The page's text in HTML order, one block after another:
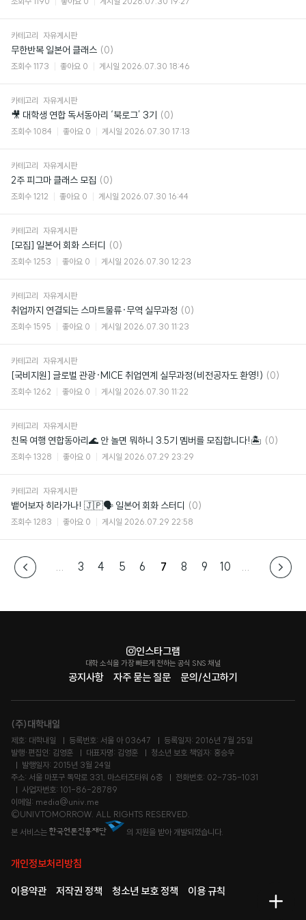
메
카테고리 자유게시판
무한반복 일본어 클래스 댓
글
(0)
조회수 1173 좋아요 0 게시일 2026.07.30 18:46
카테고리 자유게시판
🎥 대학생 연합 독서동아리 ‘북로그’ 3기 댓
글
(0)
조회수 1084 좋아요 0 게시일 2026.07.30 17:13
카테고리 자유게시판
2주 피그마 클래스 모집 댓
글
(0)
조회수 1212 좋아요 0 게시일 2026.07.30 16:44
카테고리 자유게시판
[모집] 일본어 회화 스터디 댓
글
(0)
조회수 1253 좋아요 0 게시일 2026.07.30 12:23
카테고리 자유게시판
취업까지 연결되는 스마트물류·무역 실무과정 댓
글
(0)
조회수 1595 좋아요 0 게시일 2026.07.30 11:23
카테고리 자유게시판
[국비지원] 글로벌 관광·MICE 취업연계 실무과정(비전공자도 환영!) 댓
(0)
조회수 1262 좋아요 0 게시일 2026.07.30 11:22
카테고리 자유게시판
친목 여행 연합동아리🌊 안 놀면 뭐하니 3.5기 멤버를 모집합니다!🏝 댓
(0)
조회수 1328 좋아요 0 게시일 2026.07.29 23:29
카테고리 자유게시판
뱉어보자 히라가나! 🇯🇵🗣️ 일본어 회화 스터디 댓
글
(0)
조회수 1283 좋아요 0 게시일 2026.07.29 22:58
... 3 4 5 6 7 8 9 10 ...
공지사항 자주 묻는 질문 문의/신고하기
인스타그램
대학 소식을 가장 빠르게 전하는 공식 SNS 채널
(주)대학내일
제호: 대학내일 등록번호: 서울 아 03647
등록일자: 2016년 7월 25일
발행·편집인: 김영훈
대표자명: 김영훈
청소년 보호 책임자: 홍승우
발행일자: 2015년 3월 24일
주소: 서울 마포구 독막로 331, 마스터즈타워 6층
전화번호: 02-735-1031
사업자번호: 101-86-28789
이메일: media@univ.me
©UNIVTOMORROW. ALL RIGHTS RESERVED.
본 서비스는
의 지원을 받아 개발되었습니다.
개인정보처리방침
이용약관 저작권 정책 청소년 보호 정책 이용 규칙